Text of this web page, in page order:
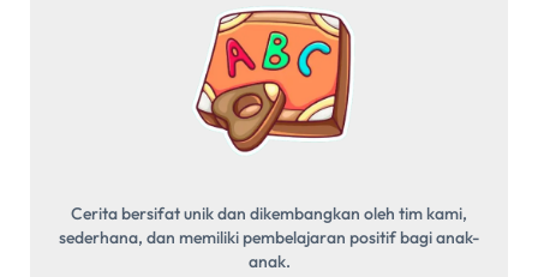
Cerita bersifat unik dan dikembangkan oleh tim kami,
sederhana, dan memiliki pembelajaran positif bagi anak-
anak.